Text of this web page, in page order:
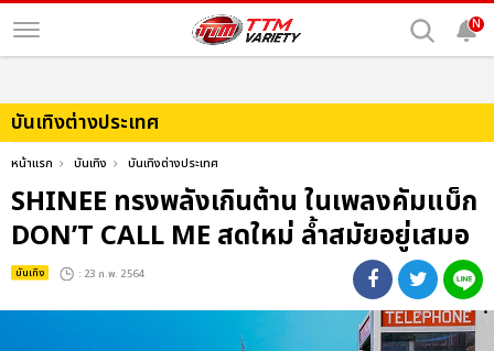
N
บันเทิงต่างประเทศ
หน้าแรก บันเทิง บันเทิงต่างประเทศ
SHINEE ทรงพลังเกินต้าน ในเพลงคัมแบ็ก
DON’T CALL ME สดใหม่ ล้ำสมัยอยู่เสมอ
บันเทิง : 23 ก.พ. 2564